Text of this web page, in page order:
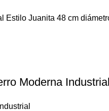
Estilo Juanita 48 cm
Moderna